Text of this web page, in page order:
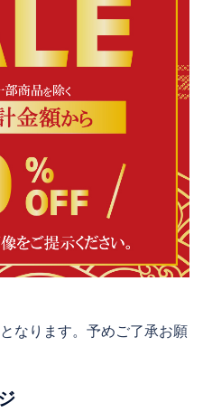
なります。予めご了承お願